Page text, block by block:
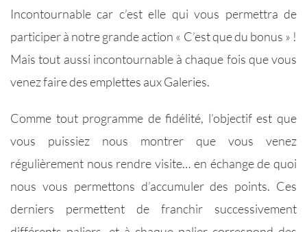
Incontournable car c’est elle qui vous permettra de
participer à notre grande action « C’est que du bonus » !
Mais tout aussi incontournable à chaque fois que vous
venez faire des emplettes aux Galeries.
Comme tout programme de fidélité, l’objectif est que
vous puissiez nous montrer que vous venez
régulièrement nous rendre visite… en échange de quoi
nous vous permettons d’accumuler des points. Ces
derniers permettent de franchir successivement